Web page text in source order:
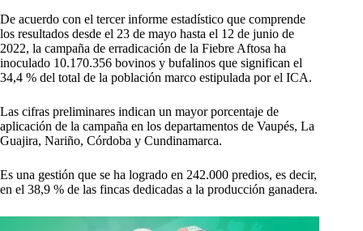
De acuerdo con el tercer informe estadístico que comprende
los resultados desde el 23 de mayo hasta el 12 de junio de
2022, la campaña de erradicación de la Fiebre Aftosa ha
inoculado 10.170.356 bovinos y bufalinos que significan el
34,4 % del total de la población marco estipulada por el ICA.
Las cifras preliminares indican un mayor porcentaje de
aplicación de la campaña en los departamentos de Vaupés, La
Guajira, Nariño, Córdoba y Cundinamarca.
Es una gestión que se ha logrado en 242.000 predios, es decir,
en el 38,9 % de las fincas dedicadas a la producción ganadera.